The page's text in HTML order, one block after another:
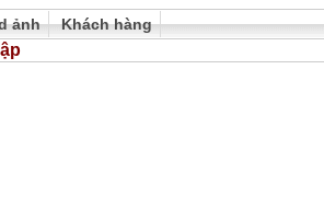
ảnh Khách hàng